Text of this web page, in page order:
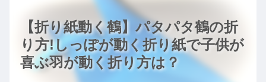
【折り紙動く鶴】パタパタ鶴の折
り方!しっぽが動く折り紙で子供が
喜ぶ羽が動く折り方は？